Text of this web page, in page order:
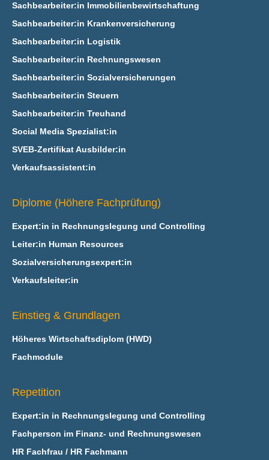
Sachbearbeiter:in Immobilienbewirtschaftung
Sachbearbeiter:in Krankenversicherung
Sachbearbeiter:in Logistik
Sachbearbeiter:in Rechnungswesen
Sachbearbeiter:in Sozialversicherungen
Sachbearbeiter:in Steuern
Sachbearbeiter:in Treuhand
Social Media Spezialist:in
SVEB-Zertifikat Ausbilder:in
Verkaufsassistent:in
Diplome (Höhere Fachprüfung)
Expert:in in Rechnungslegung und Controlling
Leiter:in Human Resources
Sozialversicherungsexpert:in
Verkaufsleiter:in
Einstieg & Grundlagen
Höheres Wirtschaftsdiplom (HWD)
Fachmodule
Repetition
Expert:in in Rechnungslegung und Controlling
Fachperson im Finanz- und Rechnungswesen
HR Fachfrau / HR Fachmann